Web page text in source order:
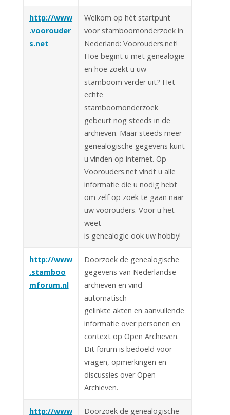
http://www
.voorouder
s.net
Welkom op hét startpunt
voor stamboomonderzoek in
Nederland: Voorouders.net!
Hoe begint u met genealogie
en hoe zoekt u uw
stamboom verder uit? Het
echte
stamboomonderzoek
gebeurt nog steeds in de
archieven. Maar steeds meer
genealogische gegevens kunt
u vinden op internet. Op
Voorouders.net vindt u alle
informatie die u nodig hebt
om zelf op zoek te gaan naar
uw voorouders. Voor u het
weet
is genealogie ook uw hobby!
http://www
.stamboo
mforum.nl
Doorzoek de genealogische
gegevens van Nederlandse
archieven en vind
automatisch
gelinkte akten en aanvullende
informatie over personen en
context op Open Archieven.
Dit forum is bedoeld voor
vragen, opmerkingen en
discussies over Open
Archieven.
http://www
Doorzoek de genealogische